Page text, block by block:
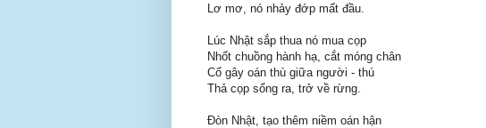
Lơ mơ, nó nhảy đớp mất đầu.
Lúc Nhật sắp thua nó mua cọp
Nhốt chuồng hành hạ, cắt móng chân
Cố gây oán thù giữa người - thú
Thả cọp sổng ra, trở về rừng.
Đòn Nhật, tạo thêm niềm oán hận